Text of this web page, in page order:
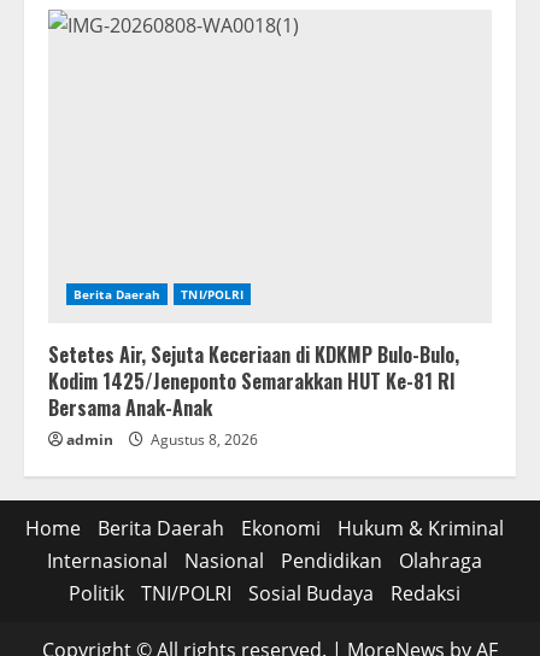
Berita Daerah TNI/POLRI
Setetes Air, Sejuta Keceriaan di KDKMP Bulo-Bulo,
Kodim 1425/Jeneponto Semarakkan HUT Ke-81 RI
Bersama Anak-Anak
admin Agustus 8, 2026
Home Berita Daerah Ekonomi
Hukum & Kriminal
Internasional
Nasional Pendidikan
Olahraga
Politik
TNI/POLRI Sosial Budaya Redaksi
Copyright © All rights reserved. | MoreNews by AF